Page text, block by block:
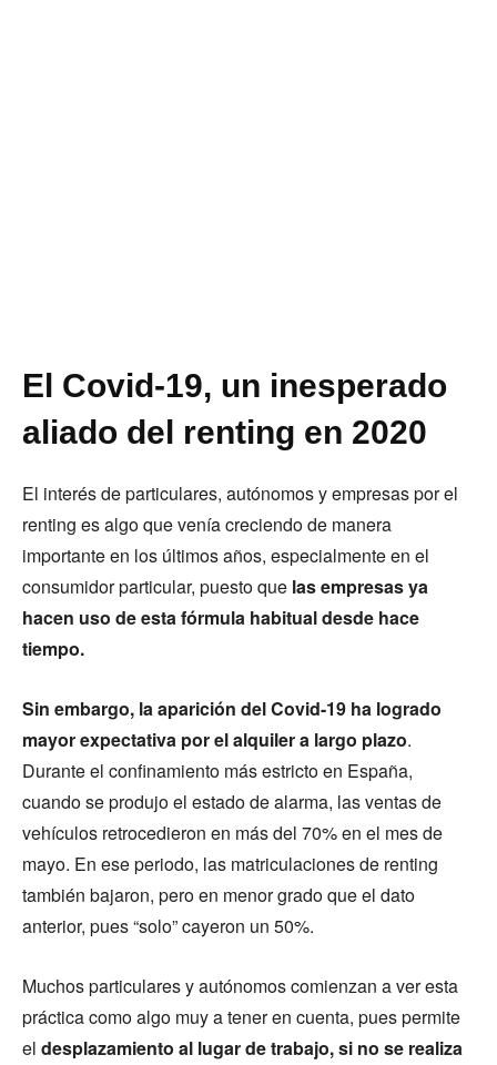
El Covid-19, un inesperado
aliado del renting en 2020
El interés de particulares, autónomos y empresas por el
renting es algo que venía creciendo de manera
importante en los últimos años, especialmente en el
consumidor particular, puesto que las empresas ya
hacen uso de esta fórmula habitual desde hace
tiempo.
Sin embargo, la aparición del Covid-19 ha logrado
mayor expectativa por el alquiler a largo plazo.
Durante el confinamiento más estricto en España,
cuando se produjo el estado de alarma, las ventas de
vehículos retrocedieron en más del 70% en el mes de
mayo. En ese periodo, las matriculaciones de renting
también bajaron, pero en menor grado que el dato
anterior, pues “solo” cayeron un 50%.
Muchos particulares y autónomos comienzan a ver esta
práctica como algo muy a tener en cuenta, pues permite
el desplazamiento al lugar de trabajo, si no se realiza